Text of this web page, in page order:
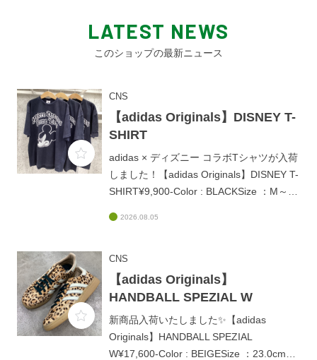
LATEST NEWS
このショップの最新ニュース
CNS
【adidas Originals】DISNEY T-
SHIRT
adidas × ディズニー コラボTシャツが入荷
しました！【adidas Originals】DISNEY T-
SHIRT¥9,900-Color : BLACKSize ：M～XL
の良い柔らかいコットン素材。ご自分用と
してはもちろん、ギフトやプレゼントにも
大変喜ばれるおすすめアイテムです！是
2026.08.05
CNS
【adidas Originals】
HANDBALL SPEZIAL W
新商品入荷いたしました✨【adidas
Originals】HANDBALL SPEZIAL
W¥17,600-Color : BEIGESize ：23.0cm～